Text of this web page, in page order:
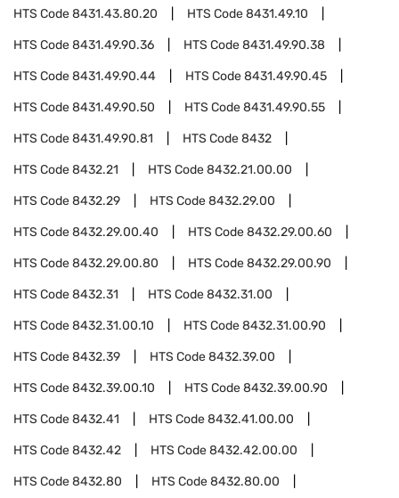
HTS Code8431.43.80.20 HTS Code8431.49.10
HTS Code8431.49.90.36 HTS Code8431.49.90.38
HTS Code8431.49.90.44 HTS Code8431.49.90.45
HTS Code8431.49.90.50 HTS Code8431.49.90.55
HTS Code8431.49.90.81 HTS Code8432
HTS Code8432.21 HTS Code8432.21.00.00
HTS Code8432.29 HTS Code8432.29.00
HTS Code8432.29.00.40 HTS Code8432.29.00.60
HTS Code8432.29.00.80 HTS Code8432.29.00.90
HTS Code8432.31 HTS Code8432.31.00
HTS Code8432.31.00.10 HTS Code8432.31.00.90
HTS Code8432.39 HTS Code8432.39.00
HTS Code8432.39.00.10 HTS Code8432.39.00.90
HTS Code8432.41 HTS Code8432.41.00.00
HTS Code8432.42 HTS Code8432.42.00.00
HTS Code8432.80 HTS Code8432.80.00